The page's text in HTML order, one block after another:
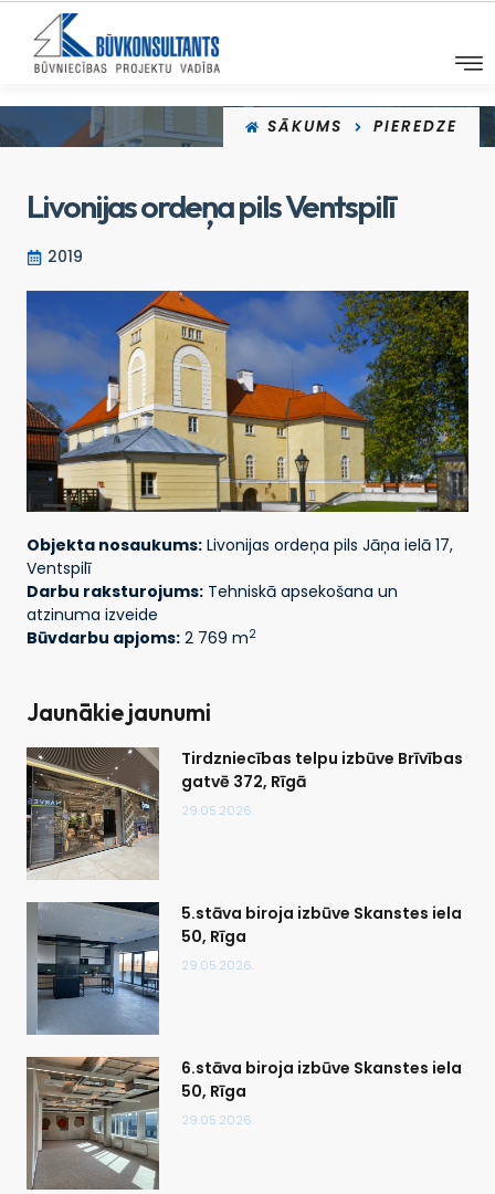
SĀKUMS PIEREDZE
Livonijas ordeņa pils Ventspilī
2019
Objekta nosaukums: Livonijas ordeņa pils Jāņa ielā 17,
Ventspilī
Darbu raksturojums: Tehniskā apsekošana un
atzinuma izveide
Būvdarbu apjoms: 2 769 m2
Jaunākie jaunumi
Tirdzniecības telpu izbūve Brīvības
gatvē 372, Rīgā
29.05.2026.
5.stāva biroja izbūve Skanstes iela
50, Rīga
29.05.2026.
6.stāva biroja izbūve Skanstes iela
50, Rīga
29.05.2026.